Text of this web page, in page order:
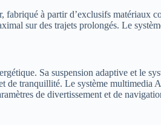
à partir d’exclusifs
sur des trajets prolongés. Le
Sa suspension adaptive et le
de tranquillité. Le système
de divertissement et de